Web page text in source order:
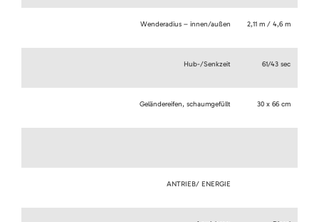
Wenderadius – innen/außen 2,11 m / 4,6 m
Hub-/Senkzeit 61/43 sec
Geländereifen, schaumgefüllt 30 x 66 cm
ANTRIEB/ ENERGIE